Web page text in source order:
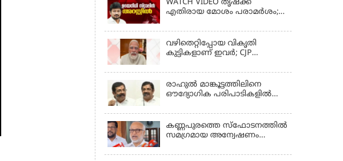
WATCH VIDEO തൃഷക്ക്
എതിരായ മോശം പരാമര്‍ശം;
വഴിതെറ്റിപ്പോയ വികൃതി
കുട്ടികളാണ് ഇവര്‍; CJP
അധിക്ഷേപ പരാമര്‍ശങ്ങളിൽ
മോദി
രാഹുല്‍ മാങ്കൂട്ടത്തിലിനെ
ഔദ്യോഗിക പരിപാടികളില്‍
കൃഷ്ണകുമാര്‍
കണ്ണപുരത്തെ സ്‌ഫോടനത്തില്‍
സമഗ്രമായ അന്വേഷണം